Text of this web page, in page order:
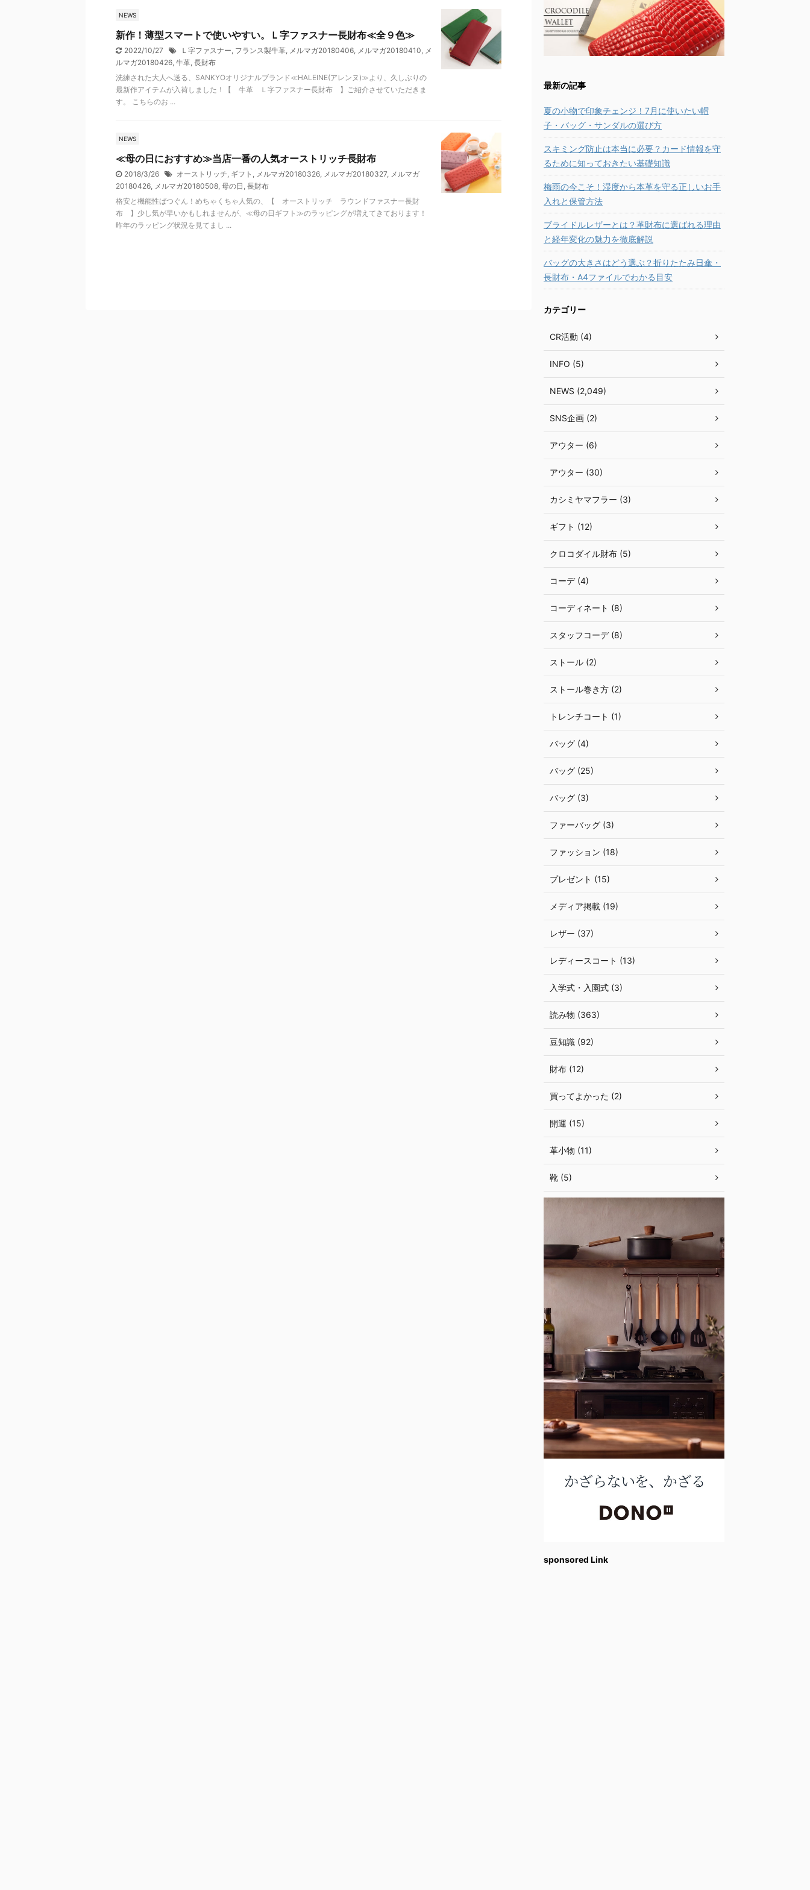
NEWS
新作！薄型スマートで使いやすい。Ｌ字ファスナー長財布≪全９色≫
2022/10/27 Ｌ字ファスナー, フランス製牛革, メルマガ20180406, メルマガ20180410, メ
ルマガ20180426, 牛革, 長財布
洗練された大人へ送る、SANKYOオリジナルブランド≪HALEINE(アレンヌ)≫より、久しぶりの
最新作アイテムが入荷しました！【 牛革 Ｌ字ファスナー長財布 】ご紹介させていただきま
す。 こちらのお ...
NEWS
≪母の日におすすめ≫当店一番の人気オーストリッチ長財布
2018/3/26 オーストリッチ, ギフト , メルマガ20180326, メルマガ20180327, メルマガ
20180426, メルマガ20180508, 母の日 , 長財布
格安と機能性ばつぐん！めちゃくちゃ人気の、【 オーストリッチ ラウンドファスナー長財
布 】少し気が早いかもしれませんが、≪母の日ギフト≫のラッピングが増えてきております！
昨年のラッピング状況を見てまし ...
最新の記事
夏の小物で印象チェンジ！7月に使いたい帽
子・バッグ・サンダルの選び方
スキミング防止は本当に必要？カード情報を守
るために知っておきたい基礎知識
梅雨の今こそ！湿度から本革を守る正しいお手
入れと保管方法
ブライドルレザーとは？革財布に選ばれる理由
と経年変化の魅力を徹底解説
バッグの大きさはどう選ぶ？折りたたみ日傘・
長財布・A4ファイルでわかる目安
カテゴリー
CR活動 (4)
INFO (5)
NEWS (2,049)
SNS企画 (2)
アウター (6)
アウター (30)
カシミヤマフラー (3)
ギフト (12)
クロコダイル財布 (5)
コーデ (4)
コーディネート (8)
スタッフコーデ (8)
ストール (2)
ストール巻き方 (2)
トレンチコート (1)
バッグ (4)
バッグ (25)
バッグ (3)
ファーバッグ (3)
ファッション (18)
プレゼント (15)
メディア掲載 (19)
レザー (37)
レディースコート (13)
入学式・入園式 (3)
読み物 (363)
豆知識 (92)
財布 (12)
買ってよかった (2)
開運 (15)
革小物 (11)
靴 (5)
sponsored Link